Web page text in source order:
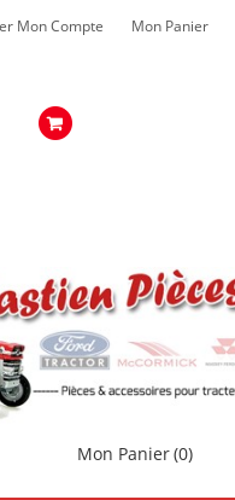
Mon Compte Mon Panier
Mon Panier(0)